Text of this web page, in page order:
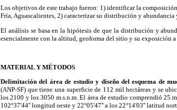
Los objetivos de este trabajo fueron: 1) identificar la
Fría, Aguascalientes, 2) caracterizar su distribución y
El análisis se basa en la hipótesis de que la distribución y
esencialmente con la altitud, geoforma del sitio y su exposición
MATERIAL Y MÉTODOS
Delimitación del área de estudio y diseño del esquema de
(ANP-SF) que tiene una superficie de 112 mil hectáreas y se
los 2100 y los 3050 m.s.n.m. El área de estudio comprendió 25
102°37'44'' longitud oeste y 22°05'47'' a los 22°14'03'' latitud